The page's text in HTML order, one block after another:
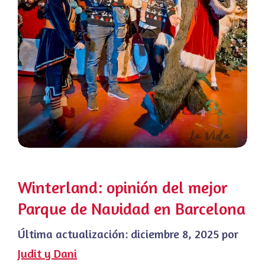
Winterland: opinión del mejor
Parque de Navidad en Barcelona
Última actualización: diciembre 8, 2025 por
Judit y Dani